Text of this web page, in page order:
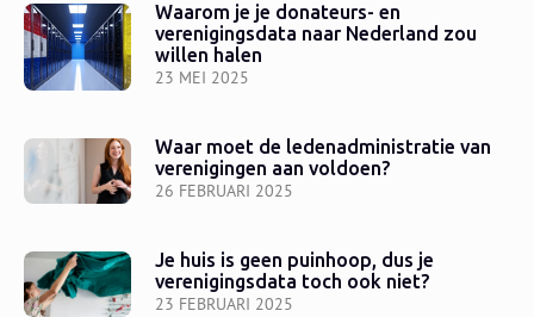
23 MEI 2025
Waarom je je donateurs- en
verenigingsdata naar Nederland zou
willen halen
26 FEBRUARI 2025
Waar moet de ledenadministratie van
verenigingen aan voldoen?
23 FEBRUARI 2025
Je huis is geen puinhoop, dus je
verenigingsdata toch ook niet?